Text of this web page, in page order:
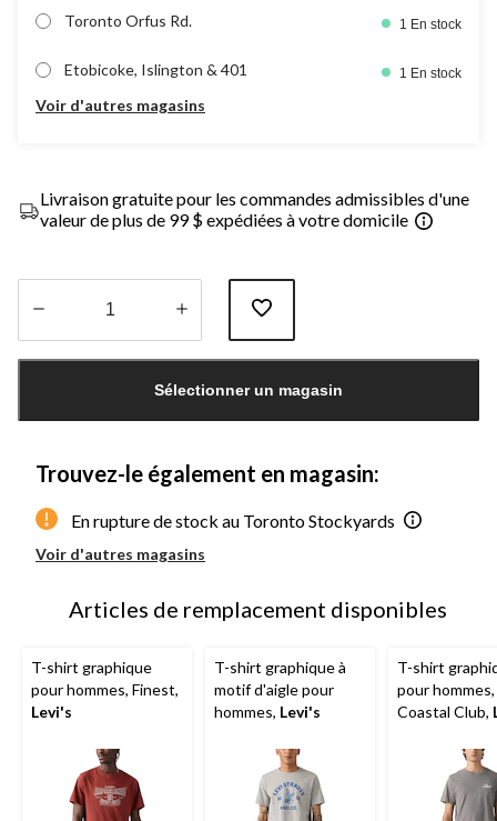
Toronto Orfus Rd. 1 En stock
Etobicoke, Islington & 401 1 En stock
Voir d'autres magasins
Livraison gratuite pour les commandes admissibles d'une
valeur de plus de 99 $ expédiées à votre domicile
Sélectionner un magasin
Trouvez-le également en magasin:
En rupture de stock au Toronto Stockyards
Voir d'autres magasins
Articles de remplacement disponibles
T-shirt graphique
pour hommes, Finest,
Levi's
T-shirt graphique à
motif d'aigle pour
hommes, Levi's
T-shirt
pour hommes,
Coastal Club,